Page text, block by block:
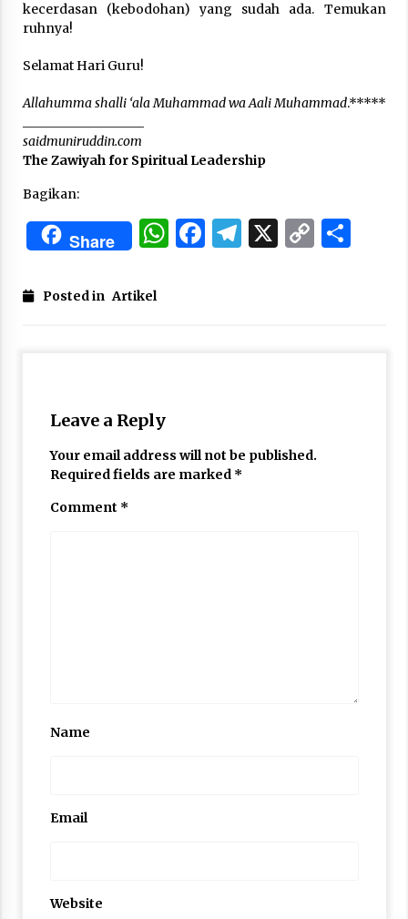
kecerdasan (kebodohan) yang sudah ada. Temukan
ruhnya!
Selamat Hari Guru!
Allahumma shalli ‘ala Muhammad wa Aali Muhammad.*****
saidmuniruddin.com
The Zawiyah for Spiritual Leadership
Bagikan:
Share WhatsApp
Facebook
Telegram
X Copy
Posted in Artikel
Leave a Reply
Your email address will not be published.
Required fields are marked *
Comment *
Name
Email
Website